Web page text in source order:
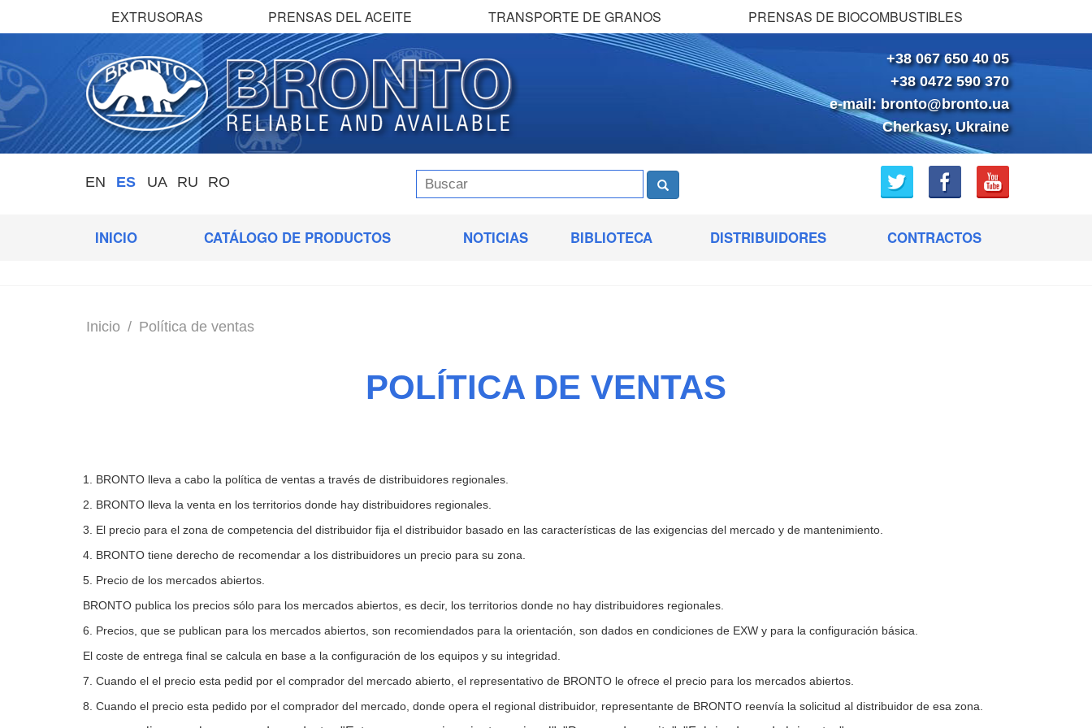
EXTRUSORAS PRENSAS DEL ACEITE TRANSPORTE DE GRANOS PRENSAS DE BIOCOMBUSTIBLES
+38 067 650 40 05
+38 0472 590 370
e-mail: bronto@bronto.ua
Cherkasy, Ukraine
EN ES UA RU RO
INICIO CATÁLOGO DE PRODUCTOS NOTICIAS BIBLIOTECA DISTRIBUIDORES CONTRACTOS
Inicio / Política de ventas
POLÍTICA DE VENTAS
1. BRONTO lleva a cabo la política de ventas a través de distribuidores regionales.
2. BRONTO lleva la venta en los territorios donde hay distribuidores regionales.
3. El precio para el zona de competencia del distribuidor fija el distribuidor basado en las características de las exigencias del mercado y de mantenimiento.
4. BRONTO tiene derecho de recomendar a los distribuidores un precio para su zona.
5. Precio de los mercados abiertos.
BRONTO publica los precios sólo para los mercados abiertos, es decir, los territorios donde no hay distribuidores regionales.
6. Precios, que se publican para los mercados abiertos, son recomiendados para la orientación, son dados en condiciones de EXW y para la configuración básica.
El coste de entrega final se calcula en base a la configuración de los equipos y su integridad.
7. Cuando el el precio esta pedid por el comprador del mercado abierto, el representativo de BRONTO le ofrece el precio para los mercados abiertos.
8. Cuando el precio esta pedido por el comprador del mercado, donde opera el regional distribuidor, representante de BRONTO reenvía la solicitud al distribuidor de esa zona.